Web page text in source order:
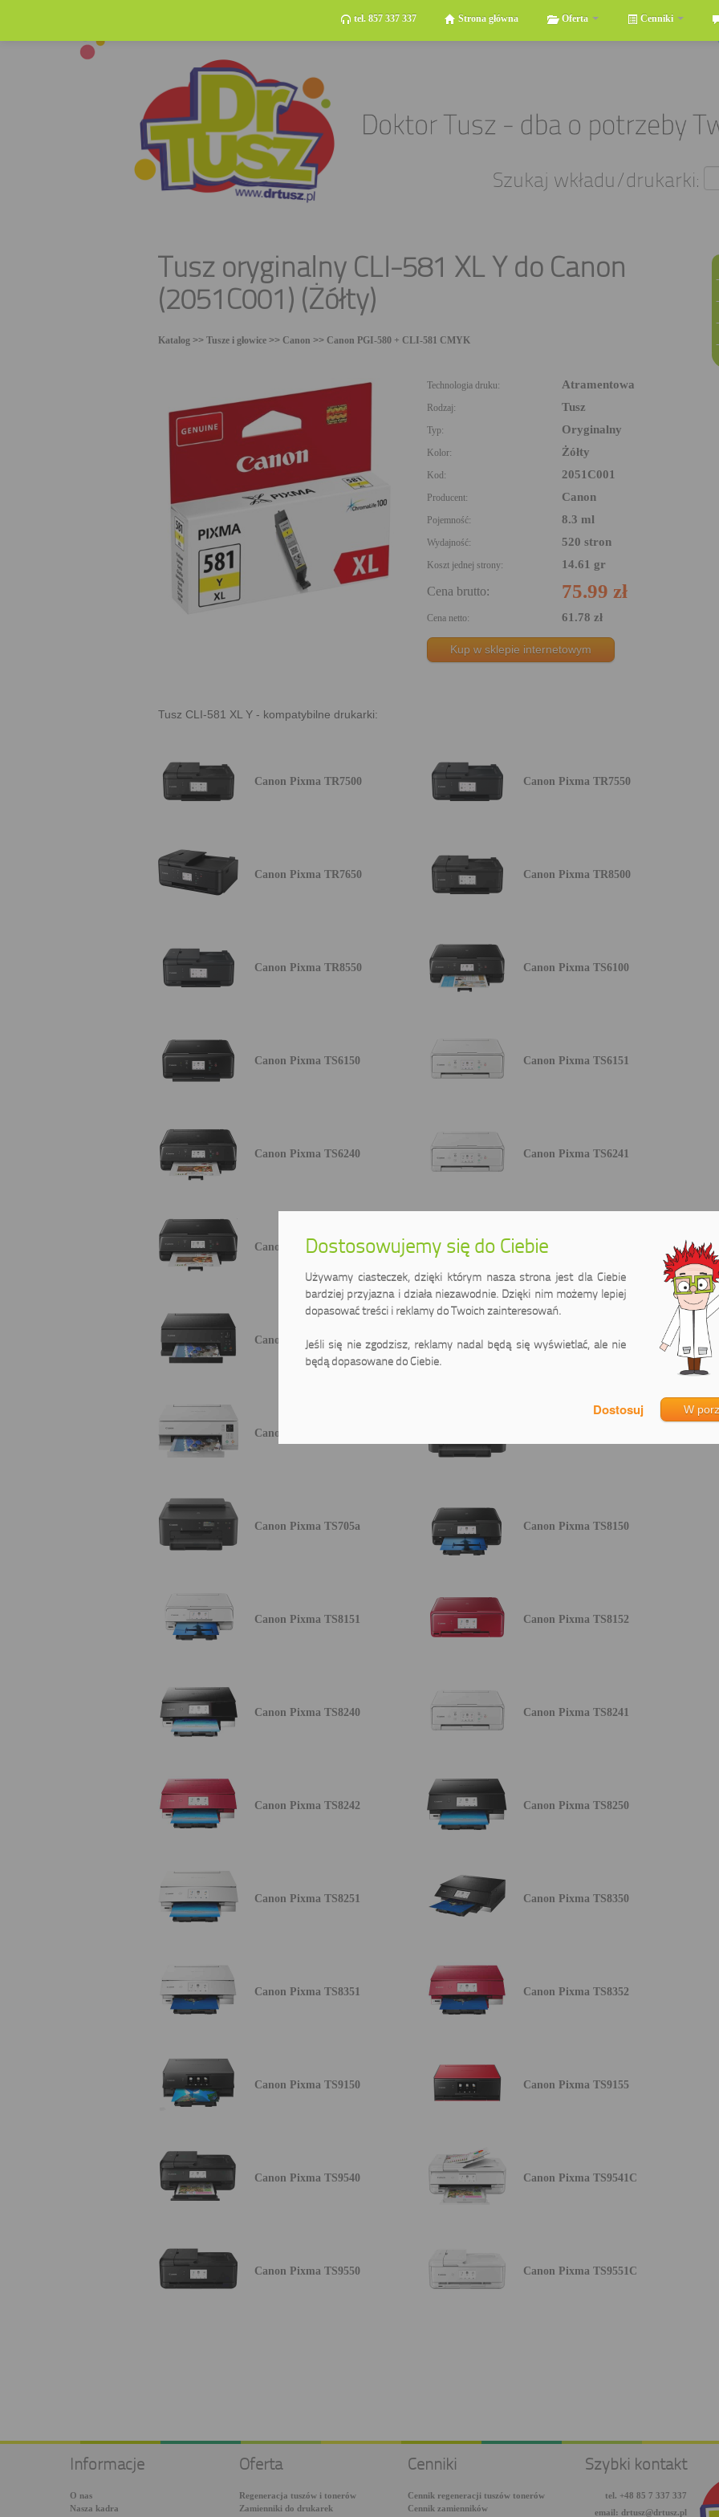
tel. 857 337 337 Strona główna Oferta Cenniki
Szukaj wkładu/drukarki:
Tusz oryginalny CLI-581 XL Y do Canon
(2051C001) (Żółty)
Katalog >> Tusze i głowice >> Canon >> Canon PGI-580 + CLI-581 CMYK
Technologia druku: Atramentowa
Rodzaj: Tusz
Typ: Oryginalny
Kolor: Żółty
Kod: 2051C001
Producent: Canon
Pojemność: 8.3 ml
Wydajność: 520 stron
Koszt jednej strony: 14.61 gr
Cena brutto: 75.99 zł
Cena netto: 61.78 zł
Kup w sklepie internetowym
Tusz CLI-581 XL Y - kompatybilne drukarki:
Canon Pixma TR7500 Canon Pixma TR7550
Canon Pixma TR7650 Canon Pixma TR8500
Canon Pixma TR8550 Canon Pixma TS6100
Canon Pixma TS6150 Canon Pixma TS6151
Canon Pixma TS6240 Canon Pixma TS6241
Canon Pixma TS6250 Canon Pixma TS6251
Canon Pixma TS6350 Canon Pixma TS6350a
Canon Pixma TS6351
Canon Pixma TS705a Canon Pixma TS8150
Canon Pixma TS8151 Canon Pixma TS8152
Canon Pixma TS8240 Canon Pixma TS8241
Canon Pixma TS8242 Canon Pixma TS8250
Canon Pixma TS8251 Canon Pixma TS8350
Canon Pixma TS8351 Canon Pixma TS8352
Canon Pixma TS9150 Canon Pixma TS9155
Canon Pixma TS9540 Canon Pixma TS9541C
Canon Pixma TS9550 Canon Pixma TS9551C
Informacje
O nas
Nasza kadra
Oferta
Regeneracja tuszów i tonerów
Zamienniki do drukarek
Cenniki
Cennik regeneracji tuszów tonerów
Cennik zamienników
Szybki kontakt
tel. +48 85 7 337 337
email: drtusz@drtusz.pl
Dostosowujemy się do Ciebie
Używamy ciasteczek, dzięki którym nasza strona jest dla Ciebie
bardziej przyjazna i działa niezawodnie. Dzięki nim możemy lepiej
dopasować treści i reklamy do Twoich zainteresowań.
Jeśli się nie zgodzisz, reklamy nadal będą się wyświetlać, ale nie
będą dopasowane do Ciebie.
W